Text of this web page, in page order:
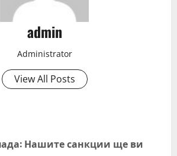
admin
Administrator
View All Posts
Нашите санкции ще ви